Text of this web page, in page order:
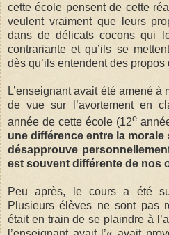
cette école pensent de cette
veulent vraiment que leurs
dans de délicats cocons qui
contrariante et qu’ils se
dès qu’ils entendent des
L’enseignant avait été amené
de vue sur l’avortement en
année de cette école (12e
une différence entre la
désapprouve
est souvent différente de nos
Peu après, le cours a été
Plusieurs élèves ne sont pas
était en train de se plaindre à